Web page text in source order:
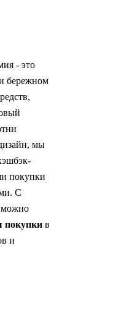
- это
бережном
мы
покупки
С
можно
покупкив
и